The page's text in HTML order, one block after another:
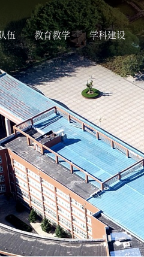
伍 教育教学 学科建设